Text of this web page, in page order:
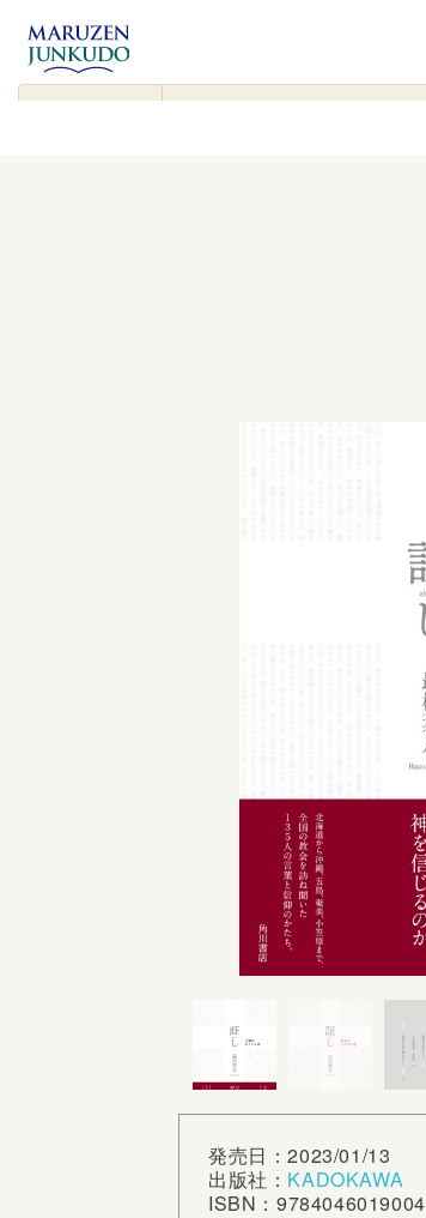
コンテンツ
に進む
▾
発売日：2023/01/13
出版社： KADOKAWA
ISBN：9784046019004